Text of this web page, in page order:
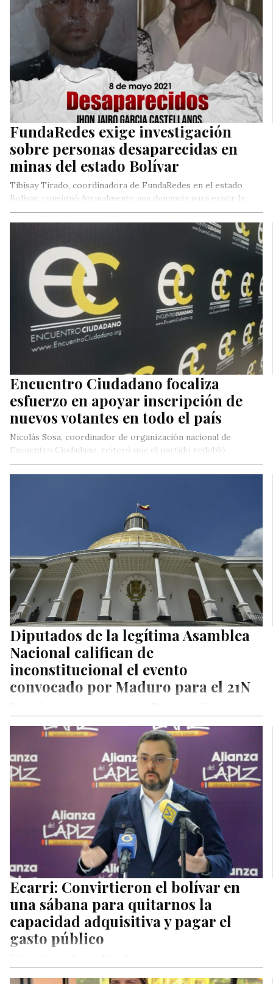
FundaRedes exige investigación
sobre personas desaparecidas en
minas del estado Bolívar
Tibisay Tirado, coordinadora de FundaRedes en el estado
Bolívar, consignó formalmente una denuncia para exigir la
investigación de la desaparición…
Encuentro Ciudadano focaliza
esfuerzo en apoyar inscripción de
nuevos votantes en todo el país
Nicolás Sosa, coordinador de organización nacional de
Encuentro Ciudadano, reiteró que el partido redobló
esfuerzo organizativo y electoral de cara…
Diputados de la legítima Asamblea
Nacional califican de
inconstitucional el evento
convocado por Maduro para el 21N
calificaron de inconstitucional, a través de un comunicado, el
llamado realizado por…
Ecarri: Convirtieron el bolívar en
una sábana para quitarnos la
capacidad adquisitiva y pagar el
gasto público